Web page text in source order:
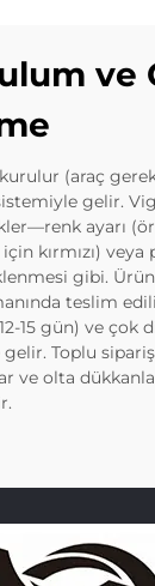
ve
(araç
gelir.
ayarı
kırmızı)
gibi.
teslim
15 gün) ve çok
gelir. Toplu
ve olta